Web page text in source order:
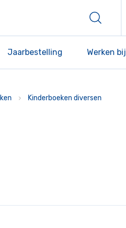
Jaarbestelling Werken bij
Kinderboeken diversen